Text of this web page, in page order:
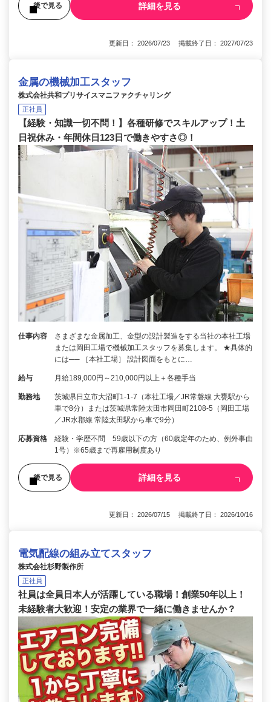
後で見る 詳細を見る
更新日： 2026/07/23 掲載終了日： 2027/07/23
金属の機械加工スタッフ
株式会社共和プリサイスマニファクチャリング
正社員
【経験・知識一切不問！】各種研修でスキルアップ！土
日祝休み・年間休日123日で働きやすさ◎！
仕事内容
さまざまな金属加工、金型の設計製造をする当社の本社工場
または岡田工場で機械加工スタッフを募集します。 ★具体的
には── ［本社工場］ 設計図面をもとに…
給与 月給189,000円～210,000円以上＋各種手当
勤務地
茨城県日立市大沼町1-1-7（本社工場／JR常磐線 大甕駅から
車で8分）または茨城県常陸太田市岡田町2108-5（岡田工場
／JR水郡線 常陸太田駅から車で9分）
応募資格
経験・学歴不問 59歳以下の方（60歳定年のため、例外事由
1号）※65歳まで再雇用制度あり
後で見る 詳細を見る
更新日： 2026/07/15 掲載終了日： 2026/10/16
電気配線の組み立てスタッフ
株式会社杉野製作所
正社員
社員は全員日本人が活躍している職場！創業50年以上！
未経験者大歓迎！安定の業界で一緒に働きませんか？